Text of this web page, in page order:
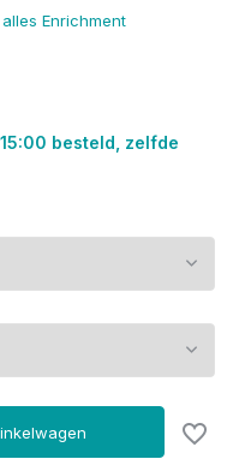
Enrichment
besteld, zelfde